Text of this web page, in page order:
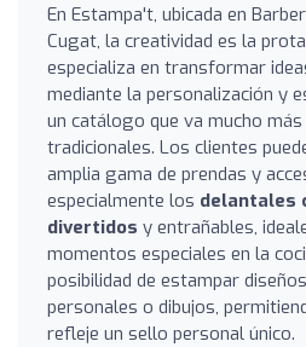
En Estampa't, ubicada en
Cugat, la creatividad es la
especializa en transformar
mediante la personalización y
un catálogo que va mucho
tradicionales. Los clientes
amplia gama de prendas y
especialmente los delantales
divertidos y entrañables,
momentos especiales en la
posibilidad de estampar
personales o dibujos,
refleje un sello personal único.